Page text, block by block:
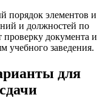
порядок элементов и
и должностей по
проверку документа и
учебного заведения.
для